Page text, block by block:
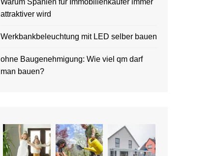
Warum Spanien für Immobilienkäufer immer
attraktiver wird
Werkbankbeleuchtung mit LED selber bauen
ohne Baugenehmigung: Wie viel qm darf
man bauen?